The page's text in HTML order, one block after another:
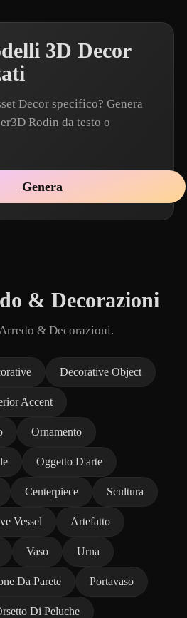
3D Decor
Decor specifico? Genera
Rodin da testo o
Genera
& Decorazioni
& Decorazioni.
Decorative Object
Accent
Ornamento
Oggetto D'arte
Centerpiece Scultura
Vessel Artefatto
Vaso Urna
Da Parete Portavaso
Di Peluche